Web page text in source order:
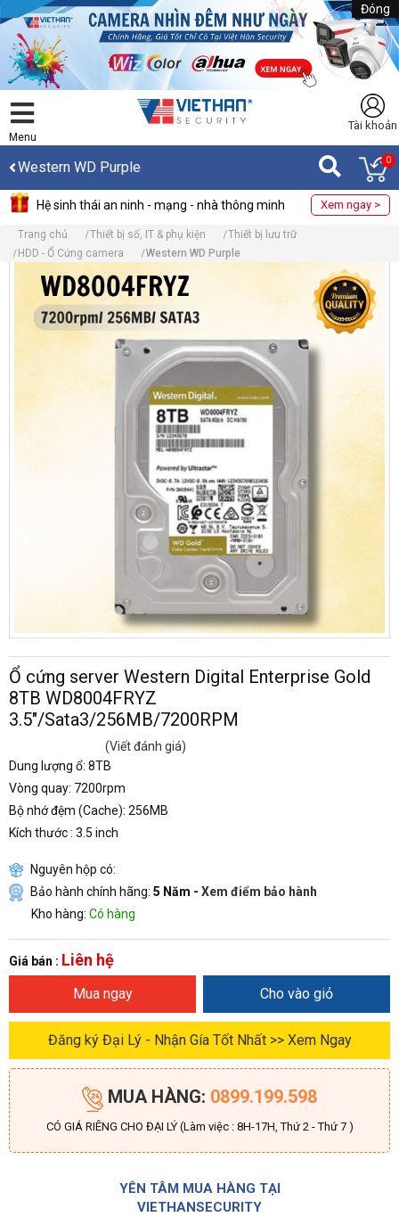
Đóng
Menu
Tài khoản
Western WD Purple 0
Hệ sinh thái an ninh - mạng - nhà thông minh Xem ngay >
Trang chủ Thiết bị số, IT & phụ kiện
Thiết bị lưu trữ
HDD - Ổ Cứng camera
Western WD Purple
Ổ cứng server Western Digital Enterprise Gold
8TB WD8004FRYZ
3.5"/Sata3/256MB/7200RPM
(Viết đánh giá)
Dung lượng ổ: 8TB
Vòng quay: 7200rpm
Bộ nhớ đệm (Cache): 256MB
Kích thước : 3.5 inch
Nguyên hộp có:
Bảo hành chính hãng: 5 Năm - Xem điểm bảo hành
Kho hàng: Có hàng
Giá bán : Liên hệ
Mua ngay Cho vào giỏ
Đăng ký Đại Lý - Nhận Gía Tốt Nhất >> Xem Ngay
MUA HÀNG: 0899.199.598
CÓ GIÁ RIÊNG CHO ĐẠI LÝ (Làm việc : 8H-17H, Thứ 2 - Thứ 7 )
YÊN TÂM MUA HÀNG TẠI
VIETHANSECURITY